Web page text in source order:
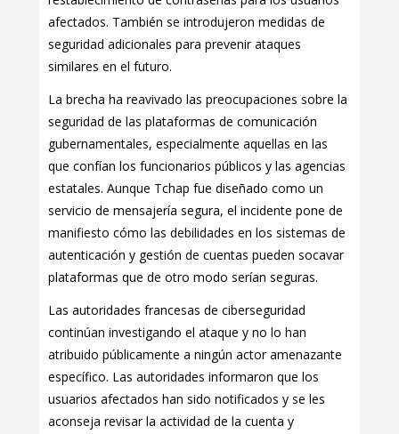
afectados. También se introdujeron medidas de
seguridad adicionales para prevenir ataques
similares en el futuro.
La brecha ha reavivado las preocupaciones sobre la
seguridad de las plataformas de comunicación
gubernamentales, especialmente aquellas en las
que confían los funcionarios públicos y las agencias
estatales. Aunque Tchap fue diseñado como un
servicio de mensajería segura, el incidente pone de
manifiesto cómo las debilidades en los sistemas de
autenticación y gestión de cuentas pueden socavar
plataformas que de otro modo serían seguras.
Las autoridades francesas de ciberseguridad
continúan investigando el ataque y no lo han
atribuido públicamente a ningún actor amenazante
específico. Las autoridades informaron que los
usuarios afectados han sido notificados y se les
aconseja revisar la actividad de la cuenta y